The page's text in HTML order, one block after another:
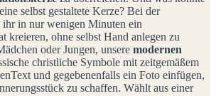
selbst gestaltete Kerze? Bei der
ihr in nur wenigen Minuten ein
kreieren, ohne selbst Hand anlegen zu
oder Jungen, unsere modernen
christliche Symbole mit zeitgemäßem
und gegebenenfalls ein Foto einfügen,
zu schaffen. Wählt aus einer